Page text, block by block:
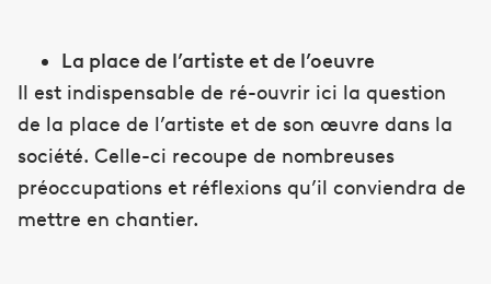
La place de l’artiste et de l’oeuvre
Il est indispensable de ré-ouvrir ici la question
de la place de l’artiste et de son œuvre dans la
société. Celle-ci recoupe de nombreuses
préoccupations et réflexions qu’il conviendra de
mettre en chantier.